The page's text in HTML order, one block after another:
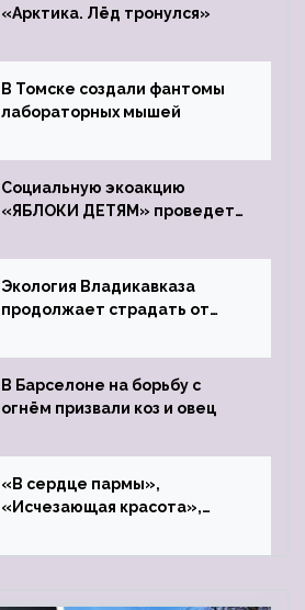
«Арктика. Лёд тронулся»
В Томске создали фантомы
лабораторных мышей
Социальную экоакцию
«ЯБЛОКИ ДЕТЯМ» проведет
Экология Владикавказа
продолжает страдать от
В Барселоне на борьбу с
огнём призвали коз и овец
«В сердце пармы»,
«Исчезающая красота»,